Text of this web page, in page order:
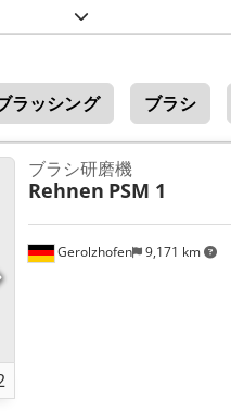
ラッシング ブラシ
Gerolzhofen 9,171 km
ブラシ研磨機
Rehnen PSM 1